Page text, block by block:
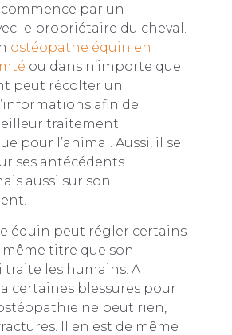
commence par un
le propriétaire du cheval.
ostéopathe équin en
ou dans n’importe quel
peut récolter un
afin de
traitement
pour l’animal. Aussi, il se
ses antécédents
aussi sur son
équin peut régler certains
titre que son
traite les humains. A
a certaines blessures pour
ne peut rien,
Il en est de même